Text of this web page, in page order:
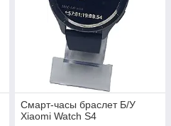
Смарт-часы браслет Б/У
Xiaomi Watch S4